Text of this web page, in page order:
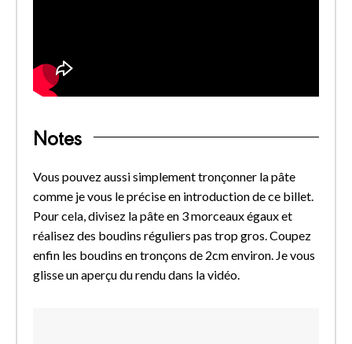
Notes
Vous pouvez aussi simplement tronçonner la pâte
comme je vous le précise en introduction de ce billet.
Pour cela, divisez la pâte en 3 morceaux égaux et
réalisez des boudins réguliers pas trop gros. Coupez
enfin les boudins en tronçons de 2cm environ. Je vous
glisse un aperçu du rendu dans la vidéo.